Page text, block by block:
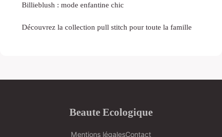
Billieblush : mode enfantine chic
Découvrez la collection pull stitch pour toute la famille
Beaute Ecologique
Mentions légalesContact